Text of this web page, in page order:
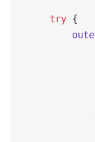
	try
{